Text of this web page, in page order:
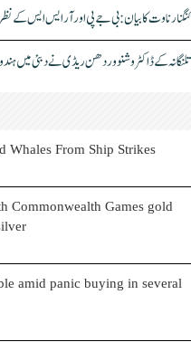
کنگنا رناوت کا بیان: بی جے پی اور آر ایس ایس کے
تلنگانہ کے ڈاکٹر وشنو وردھن ریڈی نے دبئی میں
Whales From Ship Strikes
Commonwealth Games gold
amid panic buying in several